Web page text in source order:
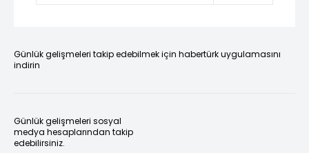
Günlük gelişmeleri takip edebilmek için habertürk uygulamasını
indirin
Günlük gelişmeleri sosyal
medya hesaplarından takip
edebilirsiniz.